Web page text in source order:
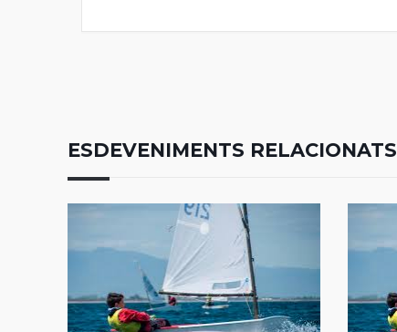
ESDEVENIMENTS RELACIONATS